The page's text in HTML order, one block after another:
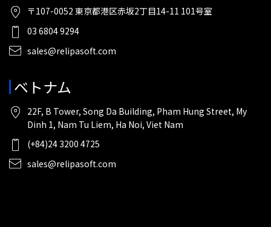
〒107-0052 東京都港区赤坂2丁目14-11 101号室
03 6804 9294
sales@relipasoft.com
ベトナム
22F, B Tower, Song Da Building, Pham Hung Street, My
Dinh 1, Nam Tu Liem, Ha Noi, Viet Nam
(+84)24 3200 4725
sales@relipasoft.com